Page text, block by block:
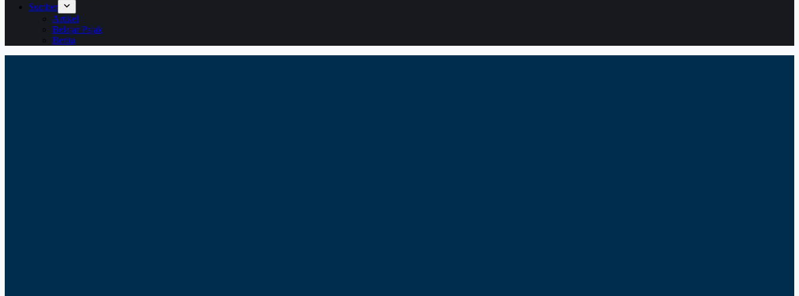
Sumber
Artikel
Belajar Pajak
Berita